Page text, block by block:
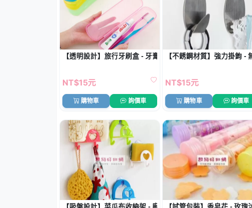
【透明設計】旅行牙刷盒 - 牙膏收納盒
NT$15元
購物車 詢價車
【不銹鋼材質】強力掛鉤 -
NT$15元
購物車 詢價車